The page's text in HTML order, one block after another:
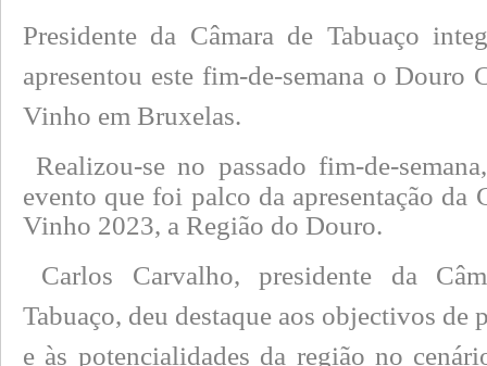
Presidente da Câmara de Tabuaço
apresentou este fim-de-semana o Douro
Vinho em Bruxelas.
Realizou-se no passado fim-de-
evento que foi palco da apresentação da
Vinho 2023, a Região do Douro.
Carlos Carvalho, presidente da
Tabuaço, deu destaque aos objectivos de
e às potencialidades da região no